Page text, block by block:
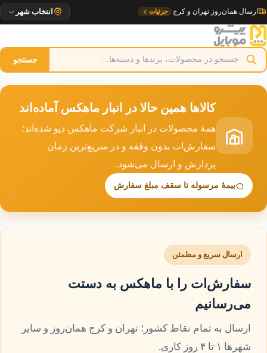
به
محتوا
انتخاب شهر ارسال همان‌روز تهران و کرج جزئیات
جستجو
کالاها همین حالا در انبار ماهکس آماده‌اند
همهٔ محصولات در انبار شرکت ماهکس دپو شده‌اند؛
سفارش‌ات بدون وقفه و در سریع‌ترین زمان
پردازش و ارسال می‌شود.
بیمهٔ مرسوله تا سقف مبلغ سفارش
ارسال سریع و مطمئن
سفارش‌ات را با ماهکس به دستت
می‌رسانیم
ارسال به تمام نقاط کشور؛ تهران و کرج همان‌روز و سایر
شهرها ۱ تا ۴ روز کاری.